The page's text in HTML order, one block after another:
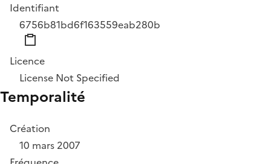
Identifiant
6756b81bd6f163559eab280b
Licence
License Not Specified
Temporalité
Création
10 mars 2007